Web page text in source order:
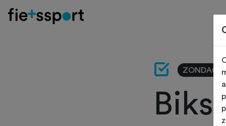
ZONDAG 1